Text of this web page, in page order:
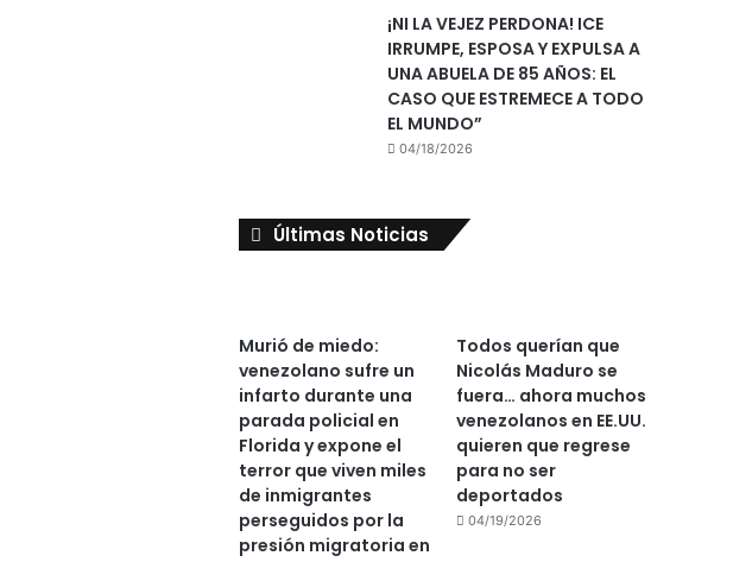
¡NI LA VEJEZ PERDONA! ICE
IRRUMPE, ESPOSA Y EXPULSA A
UNA ABUELA DE 85 AÑOS: EL
CASO QUE ESTREMECE A TODO
EL MUNDO”
04/18/2026
Últimas Noticias
Murió de miedo:
venezolano sufre un
infarto durante una
parada policial en
Florida y expone el
terror que viven miles
de inmigrantes
perseguidos por la
presión migratoria en
Todos querían que
Nicolás Maduro se
fuera… ahora muchos
venezolanos en EE.UU.
quieren que regrese
para no ser
deportados
04/19/2026